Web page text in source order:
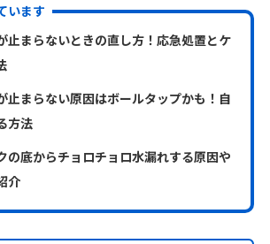
います
止まらないときの直し方！応急処置とケ
止まらない原因はボールタップかも！自
方法
の底からチョロチョロ水漏れする原因や
介